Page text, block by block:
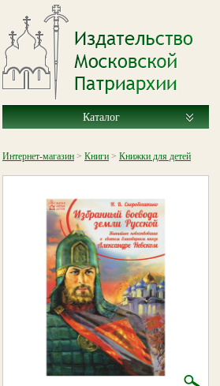
Каталог
Интернет-магазин > Книги > Книжки для детей